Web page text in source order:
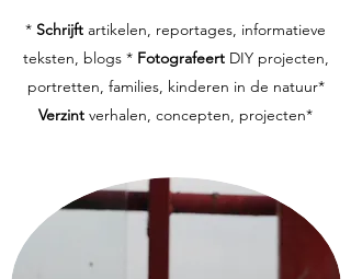
* Schrijft artikelen, reportages, informatieve
teksten, blogs * FotografeertDIY projecten,
portretten, families, kinderen in de natuur*
Verzint verhalen, concepten, projecten*